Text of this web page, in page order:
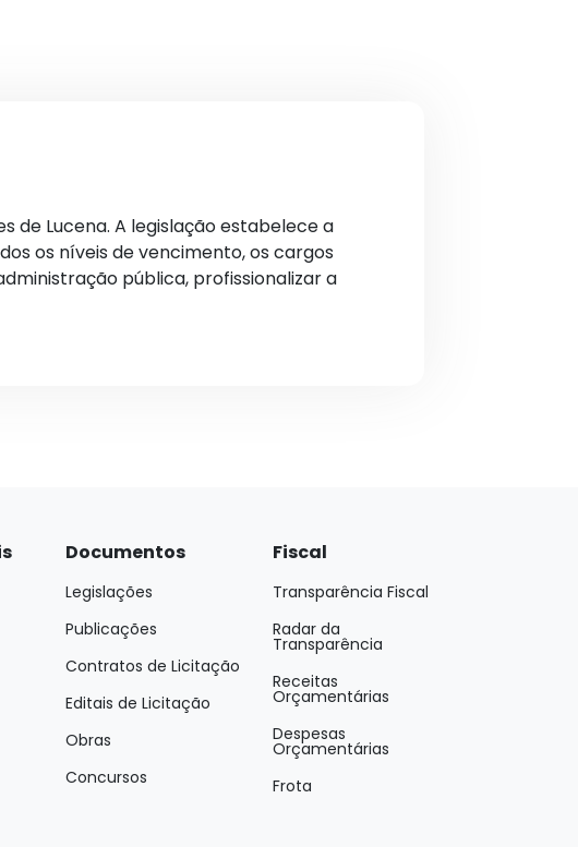
de Lucena. A legislação estabelece a
os níveis de vencimento, os cargos
pública, profissionalizar a
Documentos
Legislações
Publicações
Contratos de Licitação
Editais de Licitação
Obras
Concursos
Fiscal
Transparência Fiscal
Radar da
Transparência
Receitas
Orçamentárias
Despesas
Orçamentárias
Frota